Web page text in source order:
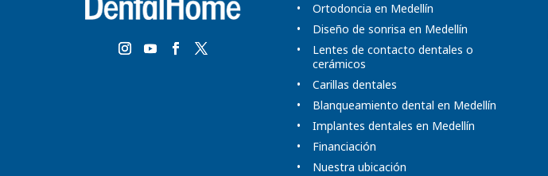
Ortodoncia en Medellín
Diseño de sonrisa en Medellín
Lentes de contacto dentales o
cerámicos
Carillas dentales
Blanqueamiento dental en Medellín
Implantes dentales en Medellín
Financiación
Nuestra ubicación